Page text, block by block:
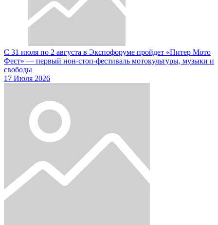
С 31 июля по 2 августа в Экспофоруме пройдет «Питер Мото
Фест» — первый нон-стоп-фестиваль мотокультуры, музыки и
свободы
17 Июля 2026